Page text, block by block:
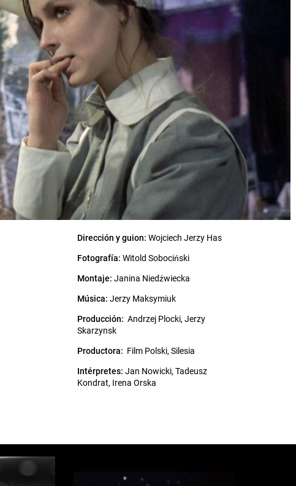
Dirección y guion: Wojciech Jerzy Has
Fotografía: Witold Sobociński
Montaje: Janina Niedźwiecka
Música: Jerzy Maksymiuk
Producción: Andrzej Plocki, Jerzy
Skarzynsk
Productora: Film Polski, Silesia
Intérpretes: Jan Nowicki, Tadeusz
Kondrat, Irena Orska